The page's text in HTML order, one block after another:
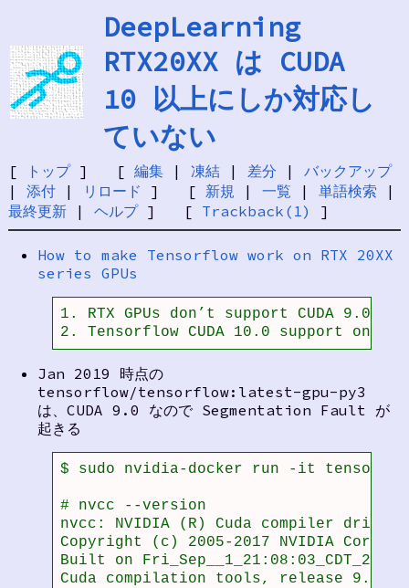
DeepLearning
RTX20XX は CUDA
10 以上にしか対応し
ていない
[ トップ] [ 編集| 凍結| 差分 | バックアップ
| 添付| リロード ] [ 新規 | 一覧 | 単語検索 |
最終更新| ヘルプ] [ Trackback(1) ]
How to make Tensorflow work on RTX 20XX
series GPUs
1. RTX GPUs don’t support CUDA 9.0;
2. Tensorflow CUDA 10.0 support
Jan 2019 時点の
tensorflow/tensorflow:latest-gpu-py3
は、CUDA 9.0 なので Segmentation Fault が
起きる
$ sudo nvidia-docker run -it
# nvcc --version
nvcc: NVIDIA (R) Cuda compiler driver
Copyright (c) 2005-2017 NVIDIA
Built on Fri_Sep__1_21:08:03_CDT_2017
Cuda compilation tools, release 9.0,